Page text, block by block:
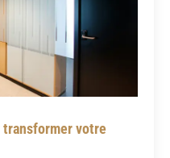
transformer votre